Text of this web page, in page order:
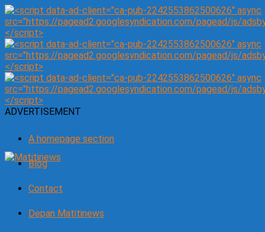
ADVERTISEMENT
A homepage section
Blog
Contact
Depan Matitinews